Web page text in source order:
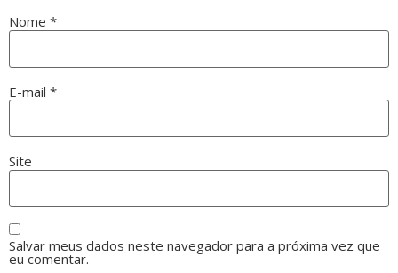
Nome *
E-mail *
Site
Salvar meus dados neste navegador para a próxima vez que
eu comentar.